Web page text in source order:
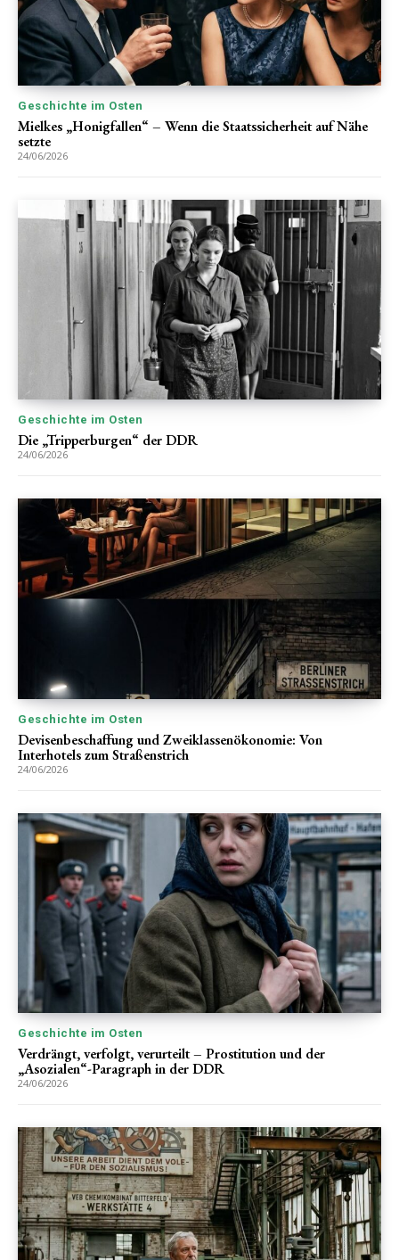
Geschichte im Osten
Mielkes „Honigfallen“ – Wenn die Staatssicherheit auf Nähe
setzte
24/06/2026
Geschichte im Osten
Die „Tripperburgen“ der DDR
24/06/2026
Geschichte im Osten
Devisenbeschaffung und Zweiklassenökonomie: Von
Interhotels zum Straßenstrich
24/06/2026
Geschichte im Osten
Verdrängt, verfolgt, verurteilt – Prostitution und der
„Asozialen“-Paragraph in der DDR
24/06/2026